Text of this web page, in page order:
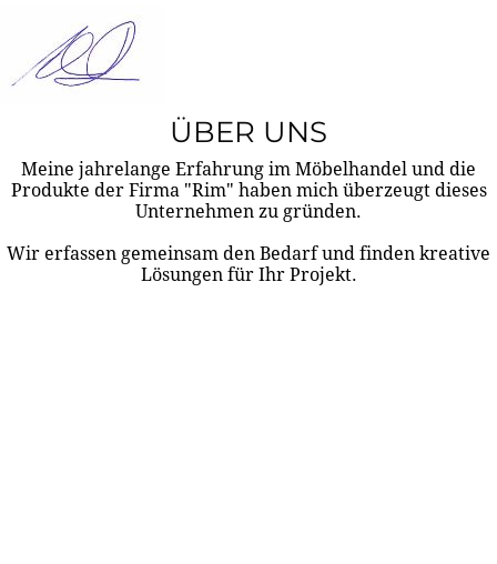
ÜBER UNS
Meine jahrelange Erfahrung im Möbelhandel und die
Produkte der Firma "Rim" haben mich überzeugt dieses
Unternehmen zu gründen.
Wir erfassen gemeinsam den Bedarf und finden kreative
Lösungen für Ihr Projekt.